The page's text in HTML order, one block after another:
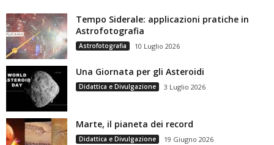
Tempo Siderale: applicazioni pratiche in
Astrofotografia
Astrofotografia 10 Luglio 2026
Una Giornata per gli Asteroidi
Didattica e Divulgazione 3 Luglio 2026
Marte, il pianeta dei record
Didattica e Divulgazione 19 Giugno 2026